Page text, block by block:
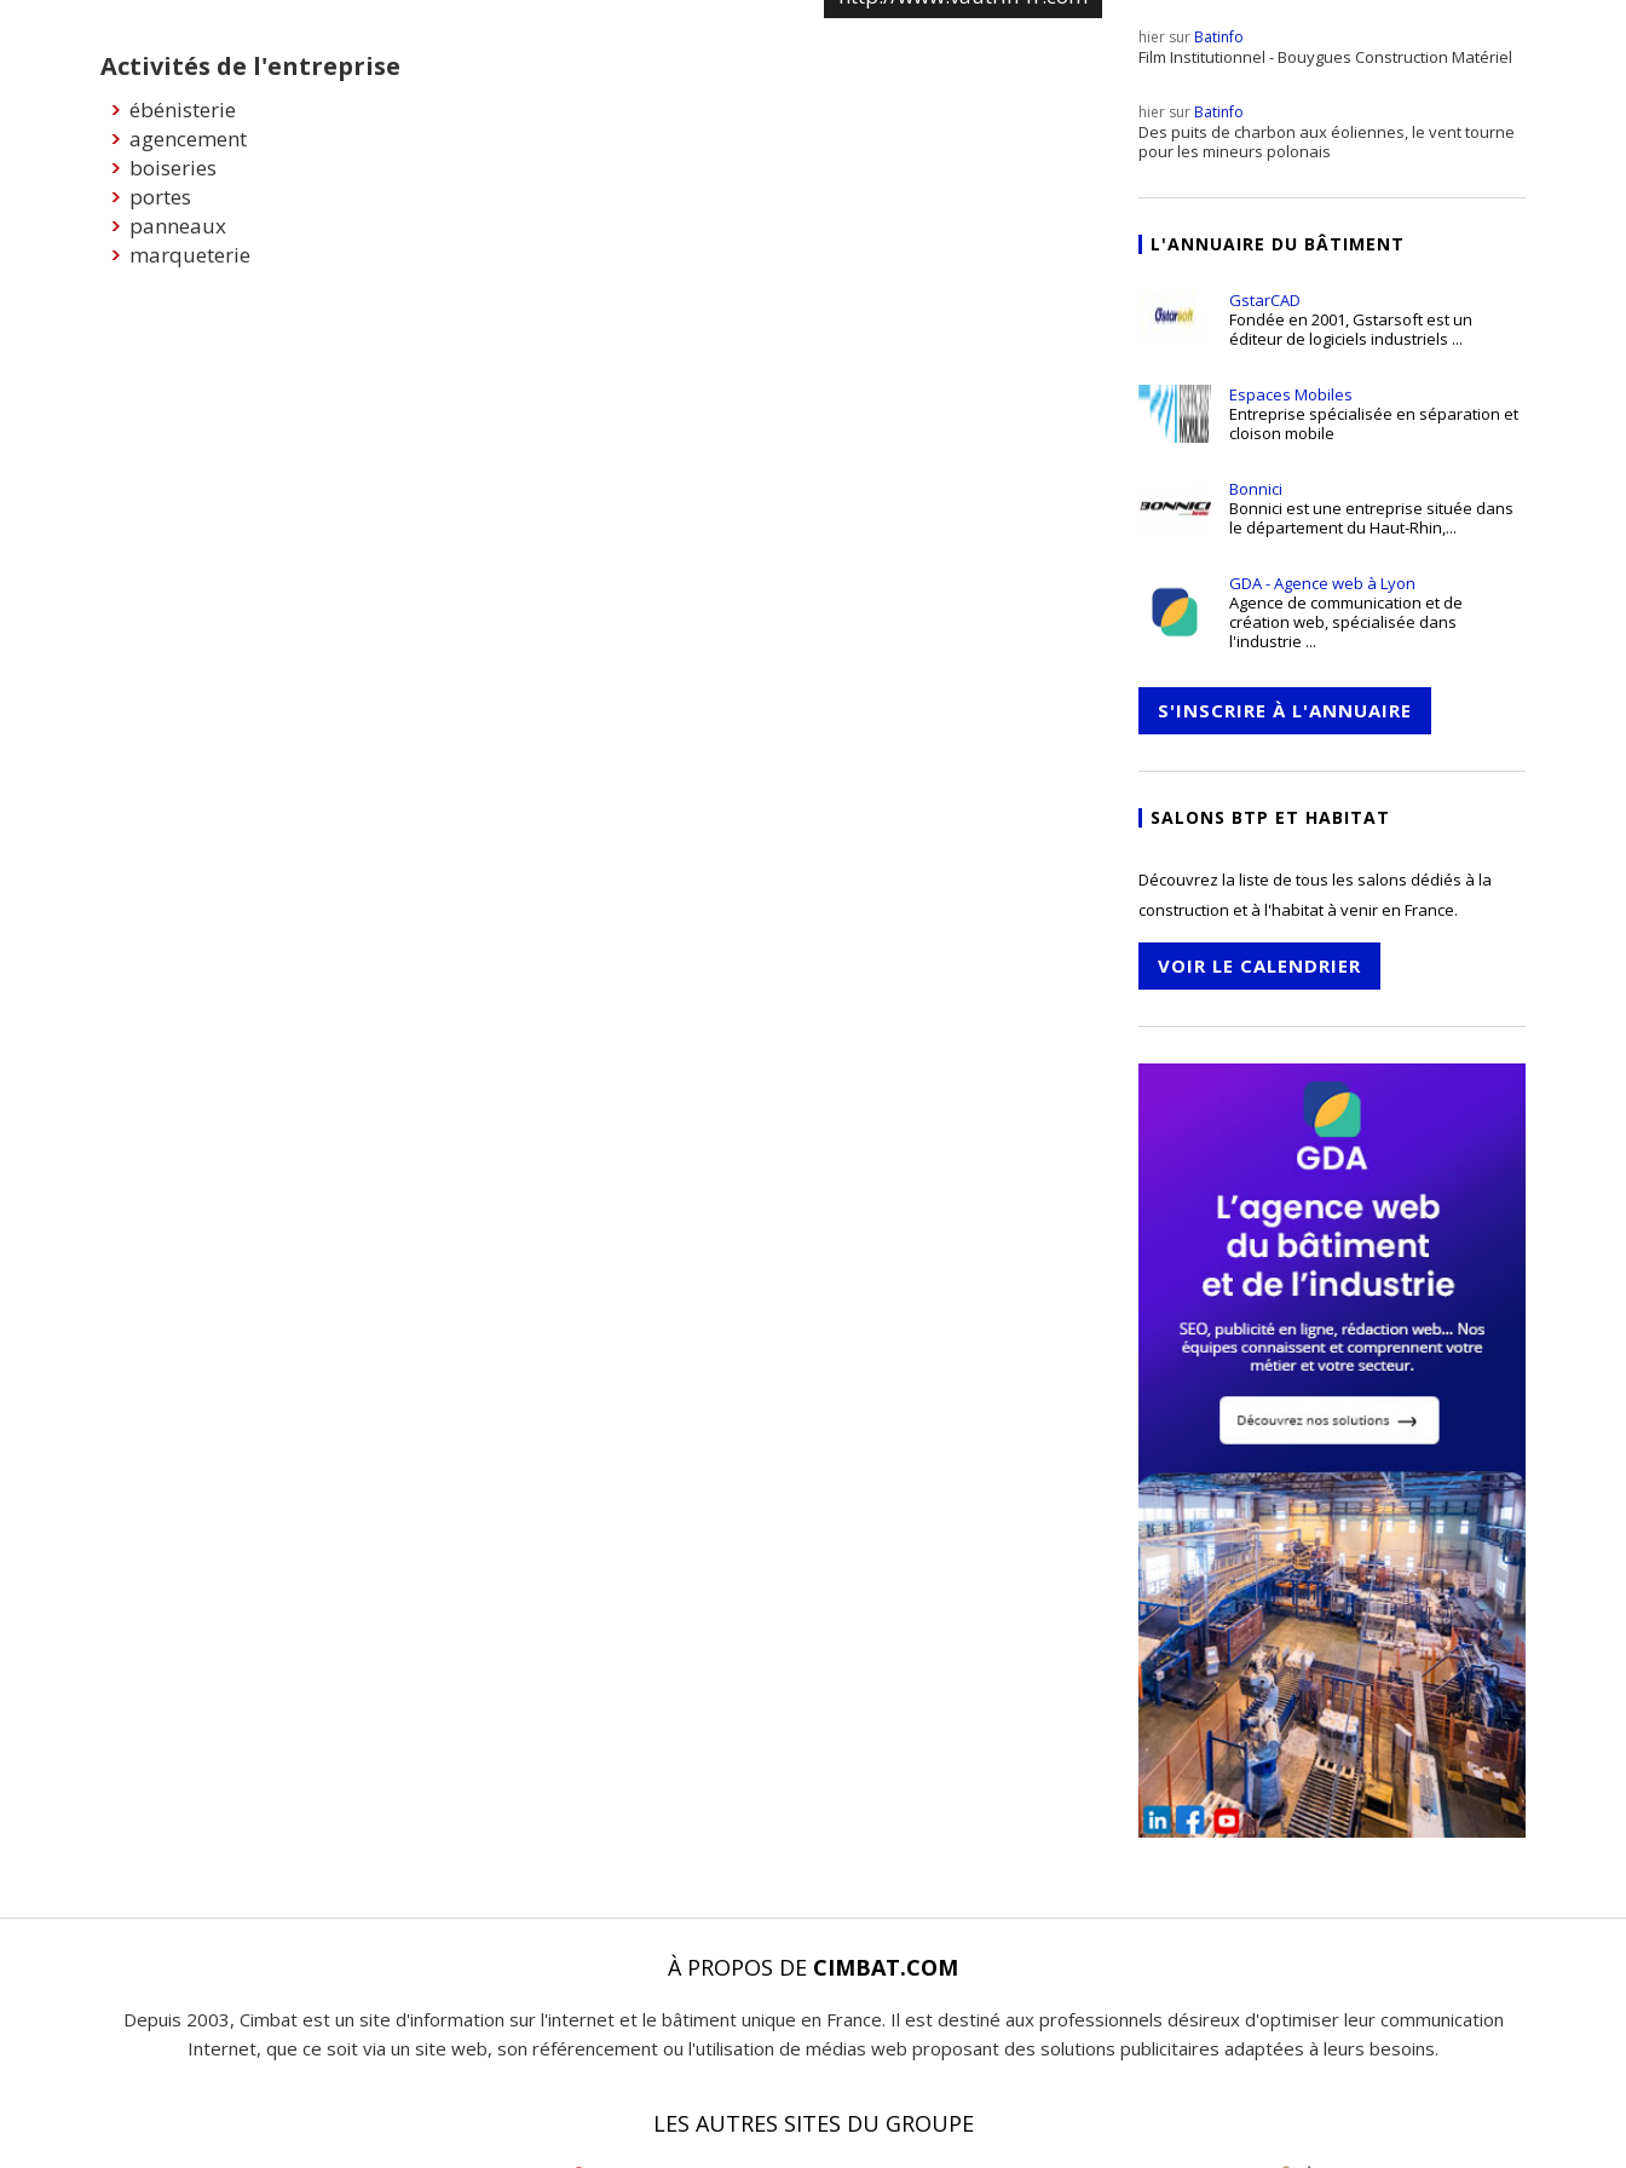
Activités de l'entreprise
ébénisterie
agencement
boiseries
portes
panneaux
marqueterie
hier surBatinfo
Film Institutionnel - Bouygues Construction Matériel
hier surBatinfo
Des puits de charbon aux éoliennes, le vent tourne
pour les mineurs polonais
L'ANNUAIRE DU BÂTIMENT
GstarCAD
Fondée en 2001, Gstarsoft est un
éditeur de logiciels industriels ...
Espaces Mobiles
Entreprise spécialisée en séparation et
cloison mobile
Bonnici
Bonnici est une entreprise située dans
le département du Haut-Rhin,...
GDA - Agence web à Lyon
Agence de communication et de
création web, spécialisée dans
l'industrie ...
S'INSCRIRE À L'ANNUAIRE
SALONS BTP ET HABITAT
Découvrez la liste de tous les salons dédiés à la
construction et à l'habitat à venir en France.
VOIR LE CALENDRIER
À PROPOS DE CIMBAT.COM
Depuis 2003, Cimbat est un site d'information sur l'internet et le bâtiment unique en France. Il est destiné aux professionnels désireux d'optimiser leur communication
Internet, que ce soit via un site web, son référencement ou l'utilisation de médias web proposant des solutions publicitaires adaptées à leurs besoins.
LES AUTRES SITES DU GROUPE